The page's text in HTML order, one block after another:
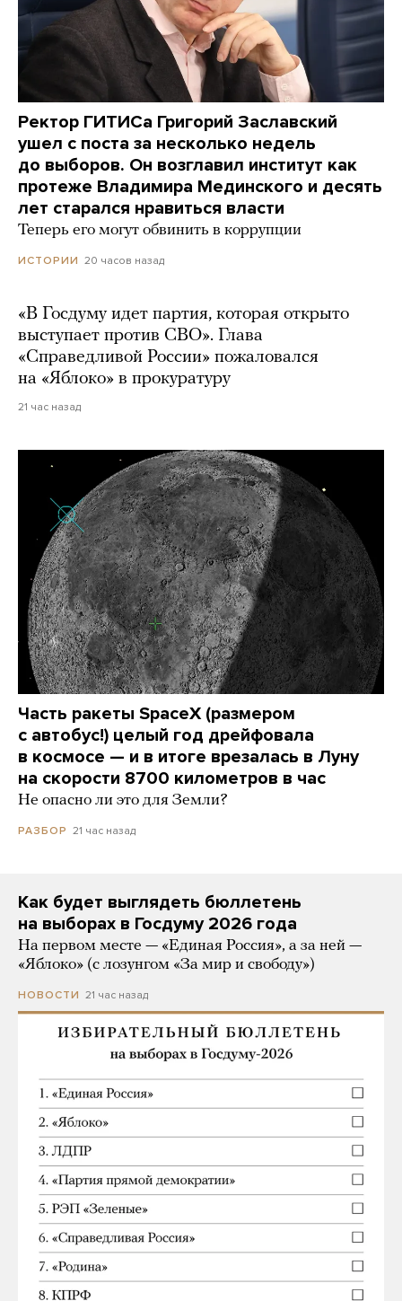
Ректор ГИТИСа Григорий Заславский
ушел с поста за несколько недель
до выборов. Он возглавил институт как
протеже Владимира Мединского и десять
лет старался нравиться власти
Теперь его могут обвинить в коррупции
ИСТОРИИ 20 часов назад
«В Госдуму идет партия, которая открыто
выступает против СВО». Глава
«Справедливой России» пожаловался
на «Яблоко» в прокуратуру
21 час назад
Часть ракеты SpaceX (размером
с автобус!) целый год дрейфовала
в космосе — и в итоге врезалась в Луну
на скорости 8700 километров в час
Не опасно ли это для Земли?
РАЗБОР 21 час назад
Как будет выглядеть бюллетень
на выборах в Госдуму 2026 года
На первом месте — «Единая Россия», а за ней —
«Яблоко» (с лозунгом «За мир и свободу»)
НОВОСТИ 21 час назад